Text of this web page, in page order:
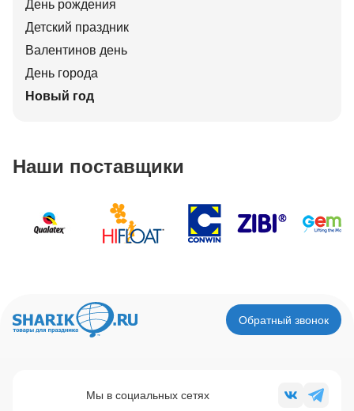
День рождения
Детский праздник
Валентинов день
День города
Новый год
Наши поставщики
Обратный звонок
Мы в социальных сетях